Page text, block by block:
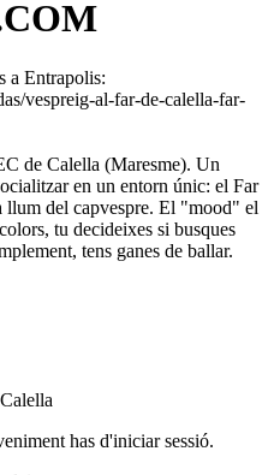
a Entrapolis:
vespreig-al-far-de-calella-far-
de Calella (Maresme). Un
en un entorn únic: el Far
llum del capvespre. El "mood" el
tu decideixes si busques
tens ganes de ballar.
has d'iniciar sessió.